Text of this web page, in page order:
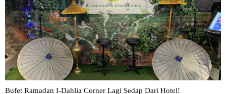
Bufet Ramadan I-Dahlia Corner Lagi Sedap Dari Hotel!